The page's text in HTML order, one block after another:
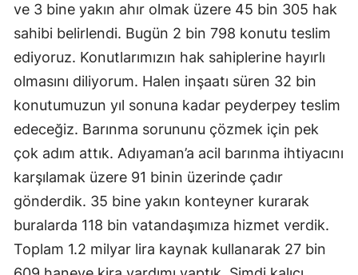
ve 3 bine yakın ahır olmak üzere 45 bin 305 hak
sahibi belirlendi. Bugün 2 bin 798 konutu teslim
ediyoruz. Konutlarımızın hak sahiplerine hayırlı
olmasını diliyorum. Halen inşaatı süren 32 bin
konutumuzun yıl sonuna kadar peyderpey teslim
edeceğiz. Barınma sorununu çözmek için pek
çok adım attık. Adıyaman’a acil barınma ihtiyacını
karşılamak üzere 91 binin üzerinde çadır
gönderdik. 35 bine yakın konteyner kurarak
buralarda 118 bin vatandaşımıza hizmet verdik.
Toplam 1.2 milyar lira kaynak kullanarak 27 bin